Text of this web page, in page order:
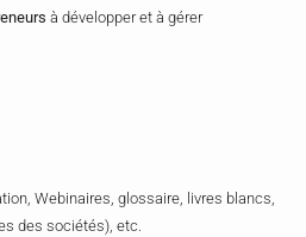
à développer et à gérer
Webinaires, glossaire, livres blancs,
des sociétés), etc.